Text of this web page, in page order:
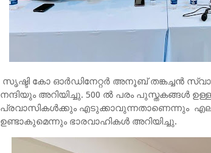
സൃഷ്ടി കോ ഓർഡിനേറ്റർ അനൂബ് തങ്കച്ചൻ
നന്ദിയും അറിയിച്ചു. 500 ൽ പരം പുസ്തകങ്ങൾ
പ്രവാസികൾക്കും എടുക്കാവുന്നതാണെന്നും
ഉണ്ടാകുമെന്നും ഭാരവാഹികൾ അറിയിച്ചു.